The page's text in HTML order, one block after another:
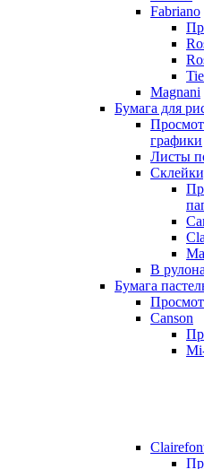
Fabriano
Magnani
Бумага для
графики
Листы
В
Бумага
Canson